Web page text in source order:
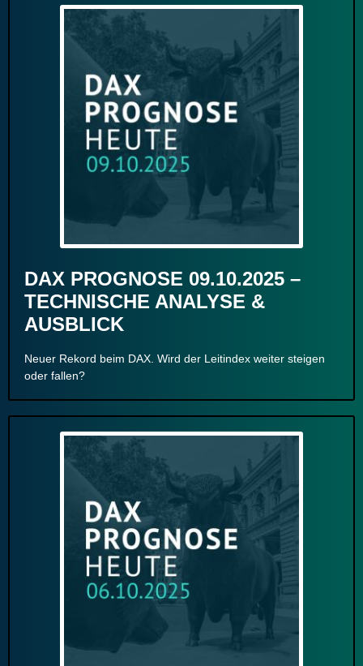
DAX PROGNOSE 09.10.2025 –
TECHNISCHE ANALYSE &
AUSBLICK
Neuer Rekord beim DAX. Wird der Leitindex weiter steigen
oder fallen?